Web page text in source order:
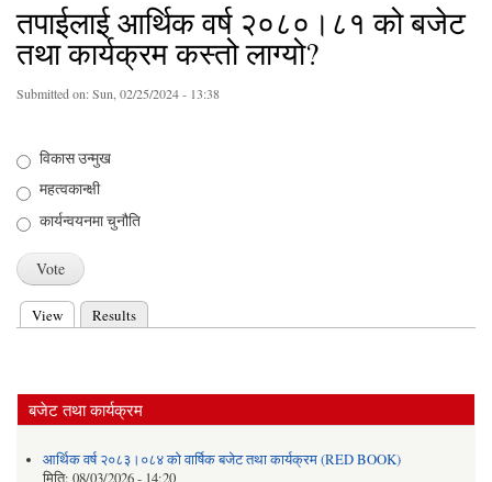
तपाईलाई आर्थिक वर्ष २०८०।८१ को बजेट
तथा कार्यक्रम कस्तो लाग्यो?
Submitted on:Sun, 02/25/2024 - 13:38
Choicesविकास उन्मुख
महत्वकान्क्षी
कार्यन्वयनमा चुनौति
Primary tabs
View (active tab)
Results
बजेट तथा कार्यक्रम
आर्थिक वर्ष २०८३।०८४ को वार्षिक बजेट तथा कार्यक्रम (RED BOOK)